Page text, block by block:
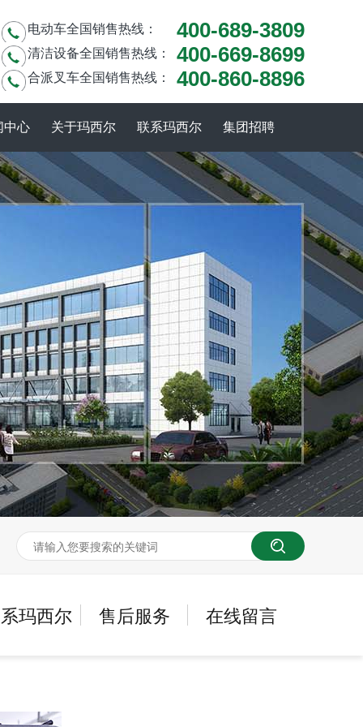
电动车全国销售热线： 400-689-3809
清洁设备全国销售热线： 400-669-8699
合派叉车全国销售热线： 400-860-8896
中心 关于玛西尔 联系玛西尔 集团招聘
玛西尔 售后服务 在线留言